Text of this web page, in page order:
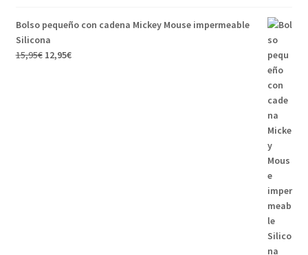
Bolso pequeño con cadena Mickey Mouse impermeable
Silicona
15,95€ 12,95€